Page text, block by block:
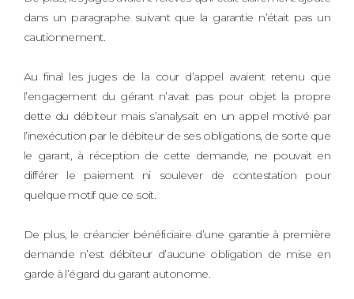
dans un paragraphe suivant que la garantie n’était pas un
cautionnement.
Au final les juges de la cour d’appel avaient retenu que
l’engagement du gérant n’avait pas pour objet la propre
dette du débiteur mais s’analysait en un appel motivé par
l’inexécution par le débiteur de ses obligations, de sorte que
le garant, à réception de cette demande, ne pouvait en
différer le paiement ni soulever de contestation pour
quelque motif que ce soit.
De plus, le créancier bénéficiaire d’une garantie à première
demande n’est débiteur d’aucune obligation de mise en
garde à l’égard du garant autonome.